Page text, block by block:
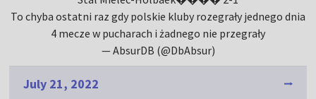
To chyba ostatni raz gdy polskie kluby rozegrały jednego dnia
4 mecze w pucharach i żadnego nie przegrały
— AbsurDB (@DbAbsur)
July 21, 2022